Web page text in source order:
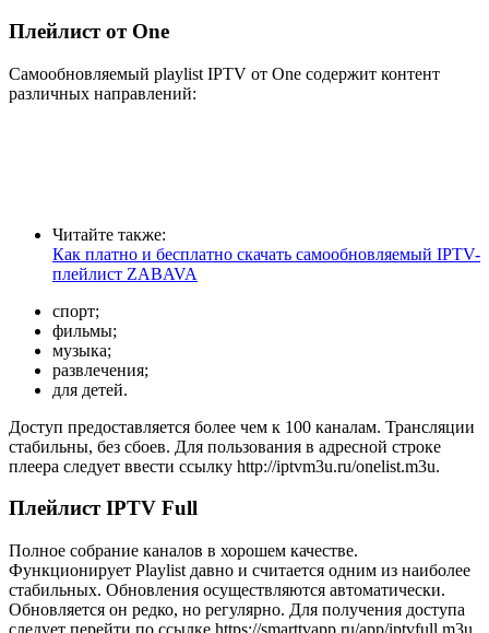
Плейлист от One
Самообновляемый playlist IPTV от One содержит контент
различных направлений:
Читайте также:
Как платно и бесплатно скачать самообновляемый IPTV-
плейлист ZABAVA
спорт;
фильмы;
музыка;
развлечения;
для детей.
Доступ предоставляется более чем к 100 каналам. Трансляции
стабильны, без сбоев. Для пользования в адресной строке
плеера следует ввести ссылку http://iptvm3u.ru/onelist.m3u.
Плейлист IPTV Full
Полное собрание каналов в хорошем качестве.
Функционирует Playlist давно и считается одним из наиболее
стабильных. Обновления осуществляются автоматически.
Обновляется он редко, но регулярно. Для получения доступа
следует перейти по ссылке https://smarttvapp.ru/app/iptvfull.m3u.